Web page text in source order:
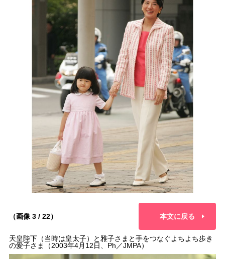
（画像 3 / 22） 本文に戻る
天皇陛下（当時は皇太子）と雅子さまと手をつなぐよちよち歩き
の愛子さま（2003年4月12日、Ph／JMPA）